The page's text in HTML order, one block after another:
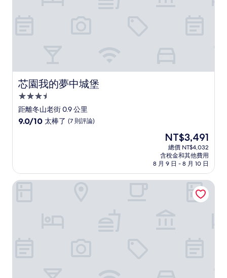
芯園我的夢中城堡
芯園我的夢中城堡
3.5
星
級
距離冬山老街 0.9 公里
9.0
太
棒
9.0/10 太棒了 (7 則評論)
現
在
價
格
為
NT$3,491
NT$3,491
總價 NT$4,032
含稅金和其他費用
8 月 9 日 - 8 月 10 日
寬心小站民宿